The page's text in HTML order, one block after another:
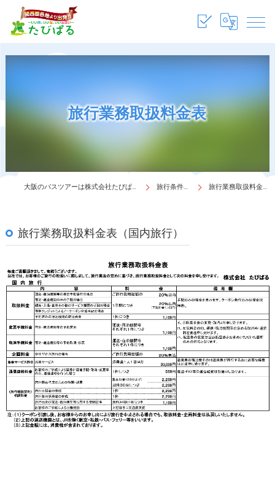
旅行業務取扱料金表
大阪のバスツアーは株式会社たびぱる 旅行条件書 旅行業務取扱料金表
旅行業務取扱料金表（国内旅行）